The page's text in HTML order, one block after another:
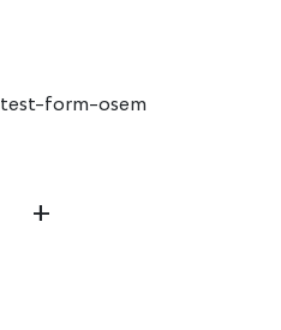
test-form-osem